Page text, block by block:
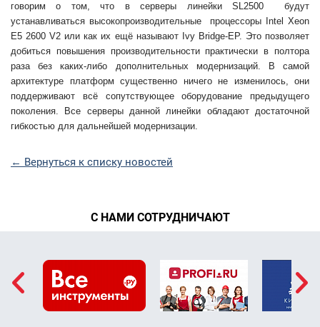
говорим о том, что в серверы линейки SL2500 будут
устанавливаться высокопроизводительные процессоры Intel Xeon
E5 2600 V2 или как их ещё называют Ivy Bridge-EP. Это позволяет
добиться повышения производительности практически в полтора
раза без каких-либо дополнительных модернизаций. В самой
архитектуре платформ существенно ничего не изменилось, они
поддерживают всё сопутствующее оборудование предыдущего
поколения. Все серверы данной линейки обладают достаточной
гибкостью для дальнейшей модернизации.
← Вернуться к списку новостей
С НАМИ СОТРУДНИЧАЮТ